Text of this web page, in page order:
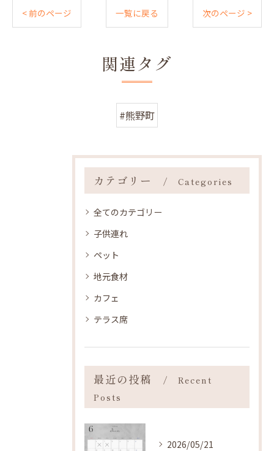
< 前のページ 一覧に戻る 次のページ >
関連タグ
#熊野町
カテゴリー Categories
全てのカテゴリー
子供連れ
ペット
地元食材
カフェ
テラス席
最近の投稿
Recent
Posts
2026/05/21